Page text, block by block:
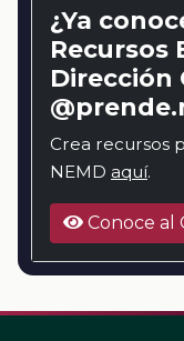
¿Ya
Recursos
Dirección
Crea recursos
NEMD aquí.
Conoce al